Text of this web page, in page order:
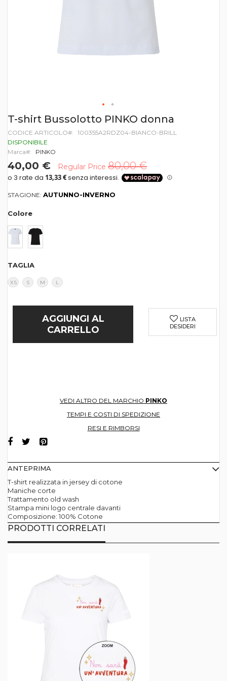
Vai
all'inizio
della
galleria
di
T-shirt Bussolotto PINKO donna
CODICE ARTICOLO
100355A2RDZ04-BIANCO-BRILL
DISPONIBILE
Marca
PINKO
40,00 € Regular Price 80,00 €
STAGIONE: AUTUNNO-INVERNO
Colore
TAGLIA
XS S M L
AGGIUNGI AL
CARRELLO
LISTA
DESIDERI
VEDI ALTRO DEL MARCHIO PINKO
TEMPI E COSTI DI SPEDIZIONE
RESI E RIMBORSI
ANTEPRIMA
T-shirt realizzata in jersey di cotone
Maniche corte
Trattamento old wash
Stampa mini logo centrale davanti
Composizione: 100% Cotone
PRODOTTI CORRELATI